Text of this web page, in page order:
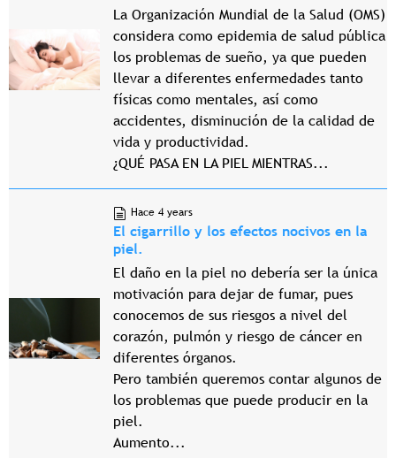
La Organización Mundial de la Salud (OMS)
considera como epidemia de salud pública
los problemas de sueño, ya que pueden
llevar a diferentes enfermedades tanto
físicas como mentales, así como
accidentes, disminución de la calidad de
vida y productividad.
¿QUÉ PASA EN LA PIEL MIENTRAS...
Hace 4 years
El cigarrillo y los efectos nocivos en la
piel.
El daño en la piel no debería ser la única
motivación para dejar de fumar, pues
conocemos de sus riesgos a nivel del
corazón, pulmón y riesgo de cáncer en
diferentes órganos.
Pero también queremos contar algunos de
los problemas que puede producir en la
piel.
Aumento...